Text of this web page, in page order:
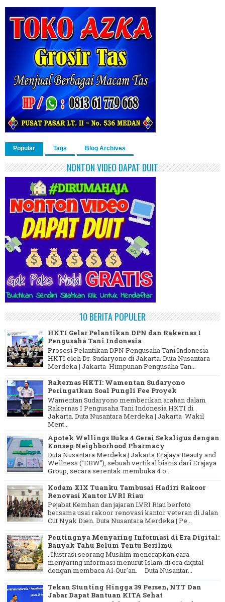
Popular Tags Blog Archives
NONTON VIDEO DAPAT DUIT
10 BERITA POPULER
HKTI Gelar Pelantikan DPN dan Rakernas I
Pengusaha Tani Indonesia
Prosesi Pelantikan DPN Pengusaha Tani Indonesia
HKTI oleh Dr. Sudaryono di Jakarta. Duta Nusantara
Merdeka | Jakarta Himpunan Pengusaha Tan...
Rakernas HKTI: Wamentan Sudaryono
Peringatkan Soal Pungli Fee Proyek
Wamentan Sudaryono memberikan arahan dalam
Rakernas I Pengusaha Tani Indonesia HKTI di
Jakarta. Duta Nusantara Merdeka | Jakarta Wakil
Ment...
Apotek Wellings Buka 4 Gerai Sekaligus dengan
Konsep Neighborhood Pharmacy
Duta Nusantara Merdeka | Jakarta Erajaya Beauty and
Wellness (“EBW”), sebuah vertikal bisnis dari Erajaya
Group, secara serentak membuka 4 o...
Kodam XIX Tuanku Tambusai Hadiri Rakoor
Renovasi Kantor LVRI Riau
Pejabat Kemhan dan jajaran LVRI Riau berfoto
bersama usai rakoor renovasi kantor veteran di Jalan
Cut Nyak Dien. Duta Nusantara Merdeka | Pe...
Pentingnya Menyaring Informasi di Era Digital:
Banyak Tahu Belum Tentu Berilmu
. Ilustrasi seorang Muslilm menerapkan cara
menyaring informasi menurut Islam di era digital
dengan membaca Al-Qur'an. Duta Nusantar...
Tekan Stunting Hingga 39 Persen, NTT Dan
Jabar Dapat Bantuan KITA Sehat